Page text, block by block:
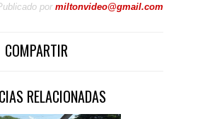
por miltonvideo@gmail.com
COMPARTIR
RELACIONADAS